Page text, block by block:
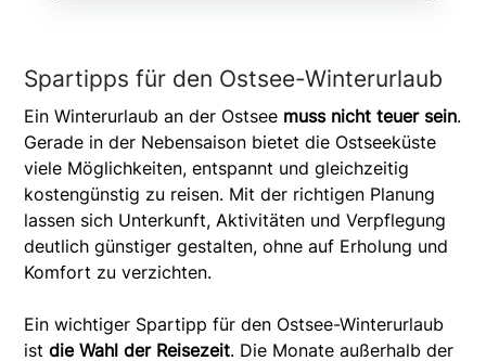
Spartipps für den Ostsee-Winterurlaub
Ein Winterurlaub an der Ostsee muss nicht teuer sein.
Gerade in der Nebensaison bietet die Ostseeküste
viele Möglichkeiten, entspannt und gleichzeitig
kostengünstig zu reisen. Mit der richtigen Planung
lassen sich Unterkunft, Aktivitäten und Verpflegung
deutlich günstiger gestalten, ohne auf Erholung und
Komfort zu verzichten.
Ein wichtiger Spartipp für den Ostsee-Winterurlaub
istdie Wahl der Reisezeit. Die Monate außerhalb der